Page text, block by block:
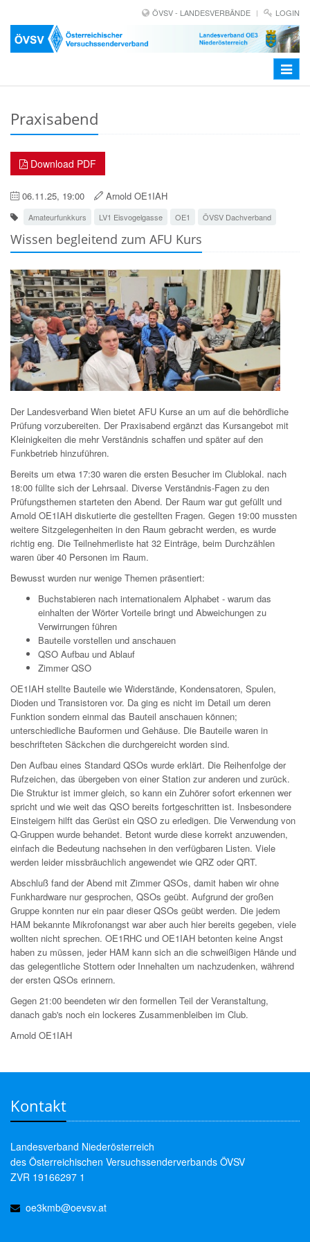
ÖVSV - LANDESVERBÄNDE LOGIN
Toggle
Praxisabend
Download PDF
06.11.25, 19:00 Arnold OE1IAH
Amateurfunkkurs LV1 Eisvogelgasse OE1 ÖVSV Dachverband
Wissen begleitend zum AFU Kurs
Der Landesverband Wien bietet AFU Kurse an um auf die behördliche
Prüfung vorzubereiten. Der Praxisabend ergänzt das Kursangebot mit
Kleinigkeiten die mehr Verständnis schaffen und später auf den
Funkbetrieb hinzuführen.
Bereits um etwa 17:30 waren die ersten Besucher im Clublokal. nach
18:00 füllte sich der Lehrsaal. Diverse Verständnis-Fagen zu den
Prüfungsthemen starteten den Abend. Der Raum war gut gefüllt und
Arnold OE1IAH diskutierte die gestellten Fragen. Gegen 19:00 mussten
weitere Sitzgelegenheiten in den Raum gebracht werden, es wurde
richtig eng. Die Teilnehmerliste hat 32 Einträge, beim Durchzählen
waren über 40 Personen im Raum.
Bewusst wurden nur wenige Themen präsentiert:
Buchstabieren nach internationalem Alphabet - warum das
einhalten der Wörter Vorteile bringt und Abweichungen zu
Verwirrungen führen
Bauteile vorstellen und anschauen
QSO Aufbau und Ablauf
Zimmer QSO
OE1IAH stellte Bauteile wie Widerstände, Kondensatoren, Spulen,
Dioden und Transistoren vor. Da ging es nicht im Detail um deren
Funktion sondern einmal das Bauteil anschauen können;
unterschiedliche Bauformen und Gehäuse. Die Bauteile waren in
beschrifteten Säckchen die durchgereicht worden sind.
Den Aufbau eines Standard QSOs wurde erklärt. Die Reihenfolge der
Rufzeichen, das übergeben von einer Station zur anderen und zurück.
Die Struktur ist immer gleich, so kann ein Zuhörer sofort erkennen wer
spricht und wie weit das QSO bereits fortgeschritten ist. Insbesondere
Einsteigern hilft das Gerüst ein QSO zu erledigen. Die Verwendung von
Q-Gruppen wurde behandet. Betont wurde diese korrekt anzuwenden,
einfach die Bedeutung nachsehen in den verfügbaren Listen. Viele
werden leider missbräuchlich angewendet wie QRZ oder QRT.
Abschluß fand der Abend mit Zimmer QSOs, damit haben wir ohne
Funkhardware nur gesprochen, QSOs geübt. Aufgrund der großen
Gruppe konnten nur ein paar dieser QSOs geübt werden. Die jedem
HAM bekannte Mikrofonangst war aber auch hier bereits gegeben, viele
wollten nicht sprechen. OE1RHC und OE1IAH betonten keine Angst
haben zu müssen, jeder HAM kann sich an die schweißigen Hände und
das gelegentliche Stottern oder Innehalten um nachzudenken, während
der ersten QSOs erinnern.
Gegen 21:00 beendeten wir den formellen Teil der Veranstaltung,
danach gab's noch ein lockeres Zusammenbleiben im Club.
Arnold OE1IAH
Kontakt
Landesverband Niederösterreich
des Österreichischen Versuchssenderverbands ÖVSV
ZVR 19166297 1
oe3kmb@oevsv.at